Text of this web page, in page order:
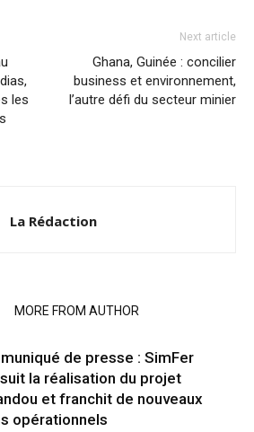
les
Next article
Ghana, Guinée : concilier
business et environnement,
l’autre défi du secteur minier
La Rédaction
MORE FROM AUTHOR
de presse : SimFer
la réalisation du projet
et franchit de nouveaux
opérationnels